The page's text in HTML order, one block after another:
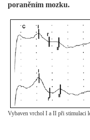
poraněním mozku.
Vybaven vrchol I a II při stimulaci